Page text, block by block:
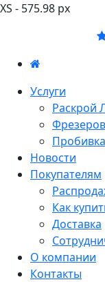
XS - 575.98 px
Услуги
Раскрой
Новости
Покупателям
Как
Доставка
О компании
Контакты